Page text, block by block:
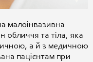
малоінвазивна
обличчя та тіла, яка
а й з медичною
пацієнтам при